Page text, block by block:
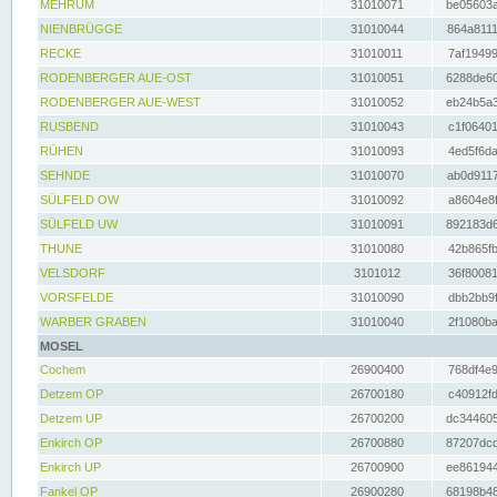
MEHRUM 31010071
NIENBRÜGGE
31010044
RECKE
31010011
RODENBERGER AUE-OST
31010051
RODENBERGER AUE-WEST
31010052
RUSBEND
31010043
RÜHEN
31010093
SEHNDE
31010070
SÜLFELD OW
31010092
SÜLFELD UW
31010091
THUNE
31010080
VELSDORF
3101012
VORSFELDE
31010090
WARBER GRABEN
31010040
MOSEL
Cochem
26900400
Detzem OP
26700180
Detzem UP
26700200
Enkirch OP
26700880
Enkirch UP
26700900
Fankel OP
26900280